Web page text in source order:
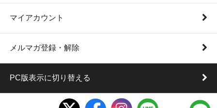
マイアカウント
メルマガ登録・解除
PC版表示に切り替える